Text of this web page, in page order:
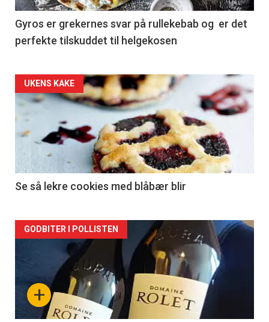
Gyros er grekernes svar på rullekebab og er det
perfekte tilskuddet til helgekosen
Forsiden
akkurat
nå
2
UKENS KAKE
Se så lekre cookies med blåbær blir
Forsiden
akkurat
nå+
GODBITER I POLLISTEN